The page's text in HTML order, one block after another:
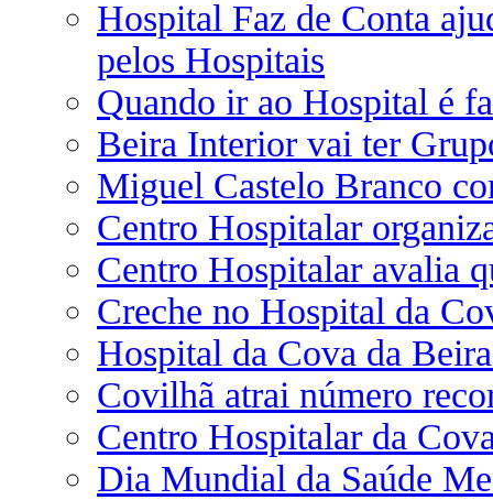
Hospital Faz de Conta
pelos Hospitais
Quando ir ao Hospital é
Beira Interior vai ter
Miguel Castelo Branco
Centro Hospitalar
Centro Hospitalar avalia
Creche no Hospital da
Hospital da Cova da
Covilhã atrai número
Centro Hospitalar da
Dia Mundial da Saúde